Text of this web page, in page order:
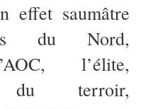
effet saumâtre
du Nord,
l’élite,
du terroir,